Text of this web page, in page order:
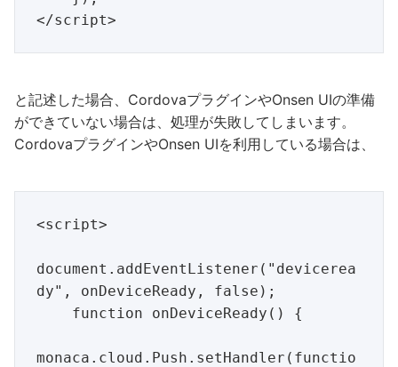
と記述した場合、CordovaプラグインやOnsen UIの準備
ができていない場合は、処理が失敗してしまいます。
CordovaプラグインやOnsen UIを利用している場合は、
<script>
document.addEventListener("devicerea
dy", onDeviceReady, false);
monaca.cloud.Push.setHandler(functio